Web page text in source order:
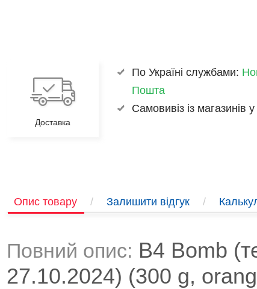
Доставка
По Україні службами:
Пошта
Самовивіз із магазинів у
Опис товару / Залишити відгук /
Повний опис: B4 Bomb
27.10.2024) (300 g,